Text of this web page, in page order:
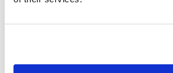
アンダマン海に抱かれたプーケットは、活
ピ島などの美しい島々への玄関口です。 そ